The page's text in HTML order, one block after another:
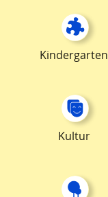
Kindergarten
Kultur